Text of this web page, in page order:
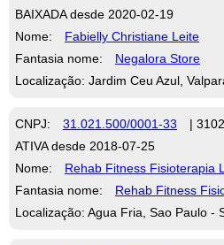
BAIXADA desde 2020-02-19
Nome:
Fabielly Christiane Leite
Fantasia nome:
Negalora Store
Localização: Jardim Ceu Azul,
CNPJ: 31.021.500/0001-33
|
ATIVA desde 2018-07-25
Nome:
Rehab Fitness Fisioterapia
Fantasia nome:
Rehab Fitness
Localização: Agua Fria, Sao Paulo -